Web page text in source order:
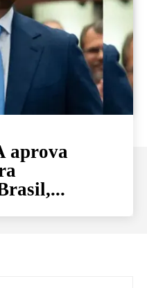
aprova